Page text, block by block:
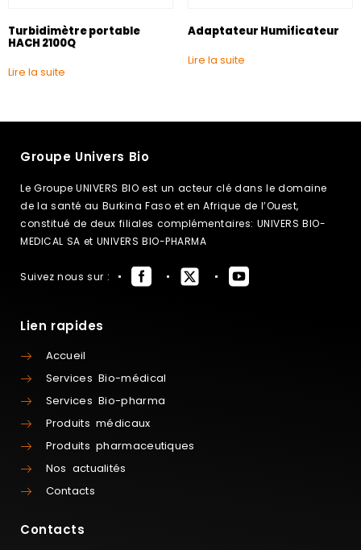
Turbidimètre portable
HACH 2100Q
Lire la suite
Adaptateur Humificateur
Lire la suite
Groupe Univers Bio
Le Groupe UNIVERS BIO est un acteur clé dans le domaine
de la santé au Burkina Faso et en Afrique de l’Ouest,
constitué de deux filiales complémentaires: UNIVERS BIO-
MEDICAL SA et UNIVERS BIO-PHARMA
Suivez nous sur :
Lien rapides
Accueil
Services Bio-médical
Services Bio-pharma
Produits médicaux
Produits pharmaceutiques
Nos actualités
Contacts
Contacts